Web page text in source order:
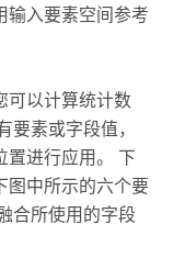
输入要素空间参考
可以计算统计数
要素或字段值，
置进行应用。 下
图中所示的六个要
合所使用的字段